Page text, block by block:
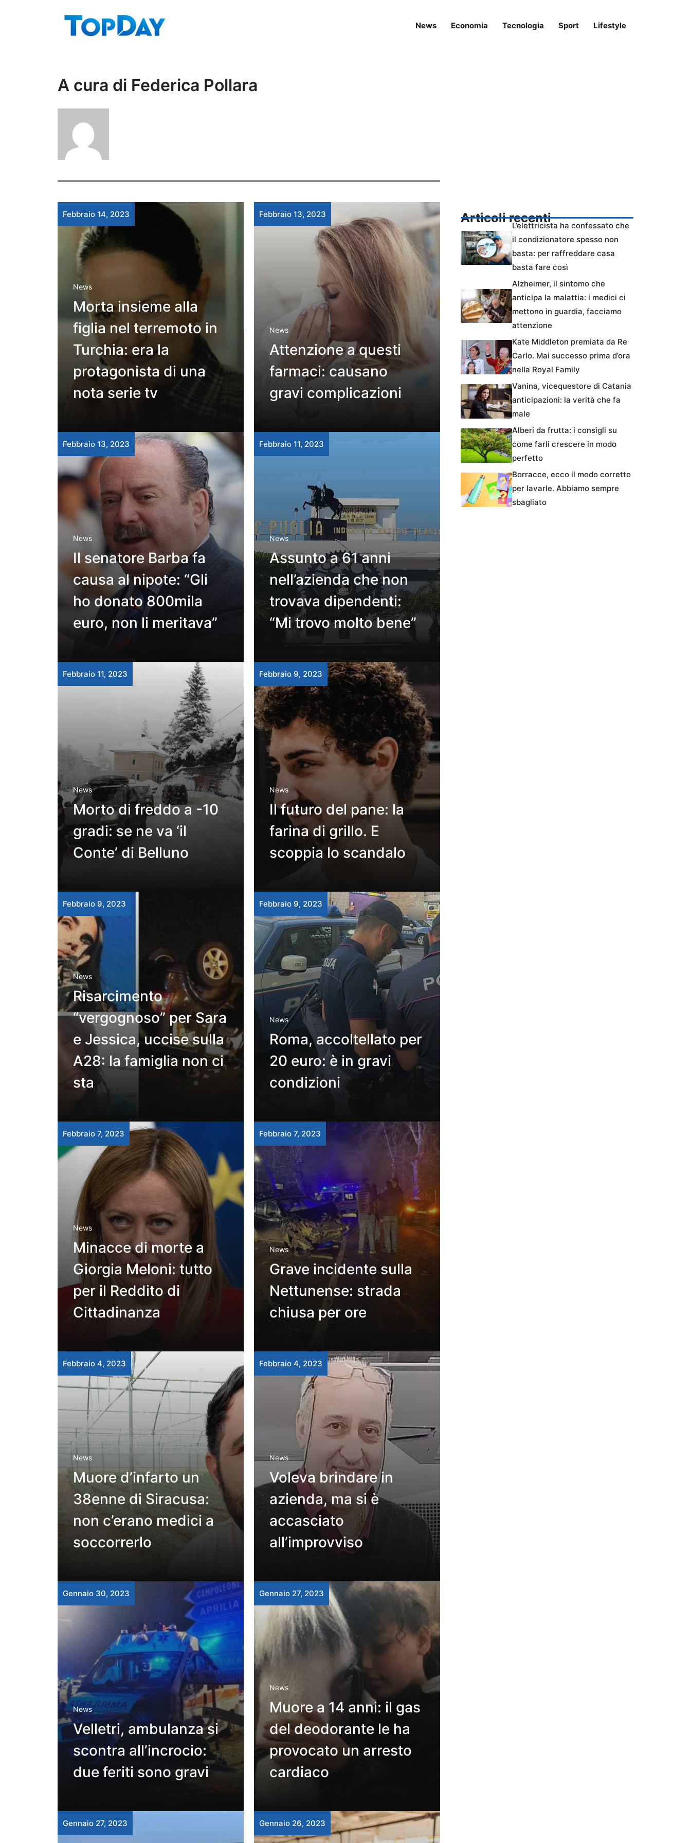
News Economia Tecnologia Sport Lifestyle
A cura di Federica Pollara
Febbraio 14, 2023
News
Morta insieme alla
figlia nel terremoto in
Turchia: era la
protagonista di una
nota serie tv
Febbraio 13, 2023
News
Attenzione a questi
farmaci: causano
gravi complicazioni
Febbraio 13, 2023
News
Il senatore Barba fa
causa al nipote: “Gli
ho donato 800mila
euro, non li meritava”
Febbraio 11, 2023
News
Assunto a 61 anni
nell’azienda che non
trovava dipendenti:
“Mi trovo molto bene”
Febbraio 11, 2023
News
Morto di freddo a -10
gradi: se ne va ‘il
Conte’ di Belluno
Febbraio 9, 2023
News
Il futuro del pane: la
farina di grillo. E
scoppia lo scandalo
Febbraio 9, 2023
News
Risarcimento
“vergognoso” per Sara
e Jessica, uccise sulla
A28: la famiglia non ci
sta
Febbraio 9, 2023
News
Roma, accoltellato per
20 euro: è in gravi
condizioni
Febbraio 7, 2023
News
Minacce di morte a
Giorgia Meloni: tutto
per il Reddito di
Cittadinanza
Febbraio 7, 2023
News
Grave incidente sulla
Nettunense: strada
chiusa per ore
Febbraio 4, 2023
News
Muore d’infarto un
38enne di Siracusa:
non c’erano medici a
soccorrerlo
Febbraio 4, 2023
News
Voleva brindare in
azienda, ma si è
accasciato
all’improvviso
Gennaio 30, 2023
News
Velletri, ambulanza si
scontra all’incrocio:
due feriti sono gravi
Gennaio 27, 2023
News
Muore a 14 anni: il gas
del deodorante le ha
provocato un arresto
cardiaco
Gennaio 27, 2023 Gennaio 26, 2023
Articoli recenti
L’elettricista ha confessato che
il condizionatore spesso non
basta: per raffreddare casa
basta fare così
Alzheimer, il sintomo che
anticipa la malattia: i medici ci
mettono in guardia, facciamo
attenzione
Kate Middleton premiata da Re
Carlo. Mai successo prima d’ora
nella Royal Family
Vanina, vicequestore di Catania
anticipazioni: la verità che fa
male
Alberi da frutta: i consigli su
come farli crescere in modo
perfetto
Borracce, ecco il modo corretto
per lavarle. Abbiamo sempre
sbagliato